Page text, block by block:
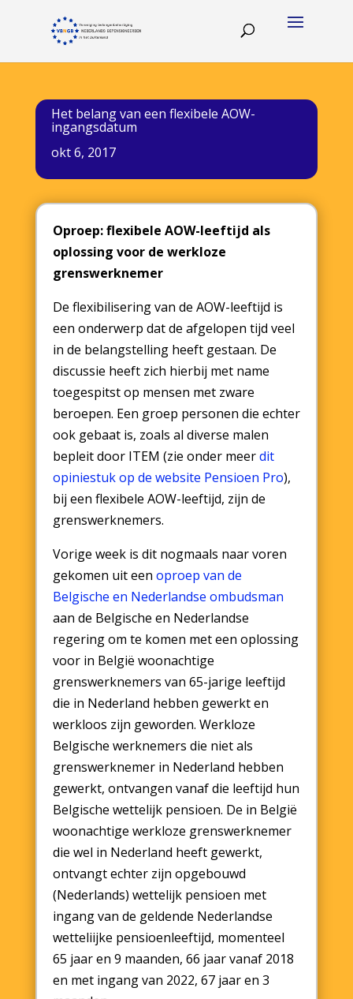
Het belang van een flexibele AOW-
ingangsdatum
okt 6, 2017
Oproep: flexibele AOW-leeftijd als
oplossing voor de werkloze
grenswerknemer
De flexibilisering van de AOW-leeftijd is
een onderwerp dat de afgelopen tijd veel
in de belangstelling heeft gestaan. De
discussie heeft zich hierbij met name
toegespitst op mensen met zware
beroepen. Een groep personen die echter
ook gebaat is, zoals al diverse malen
bepleit door ITEM (zie onder meerdit
opiniestuk op de website Pensioen Pro),
bij een flexibele AOW-leeftijd, zijn de
grenswerknemers.
Vorige week is dit nogmaals naar voren
gekomen uit een oproep van de
Belgische en Nederlandse ombudsman
aan de Belgische en Nederlandse
regering om te komen met een oplossing
voor in België woonachtige
grenswerknemers van 65-jarige leeftijd
die in Nederland hebben gewerkt en
werkloos zijn geworden. Werkloze
Belgische werknemers die niet als
grenswerknemer in Nederland hebben
gewerkt, ontvangen vanaf die leeftijd hun
Belgische wettelijk pensioen. De in België
woonachtige werkloze grenswerknemer
die wel in Nederland heeft gewerkt,
ontvangt echter zijn opgebouwd
(Nederlands) wettelijk pensioen met
ingang van de geldende Nederlandse
wetteliijke pensioenleeftijd, momenteel
65 jaar en 9 maanden, 66 jaar vanaf 2018
en met ingang van 2022, 67 jaar en 3